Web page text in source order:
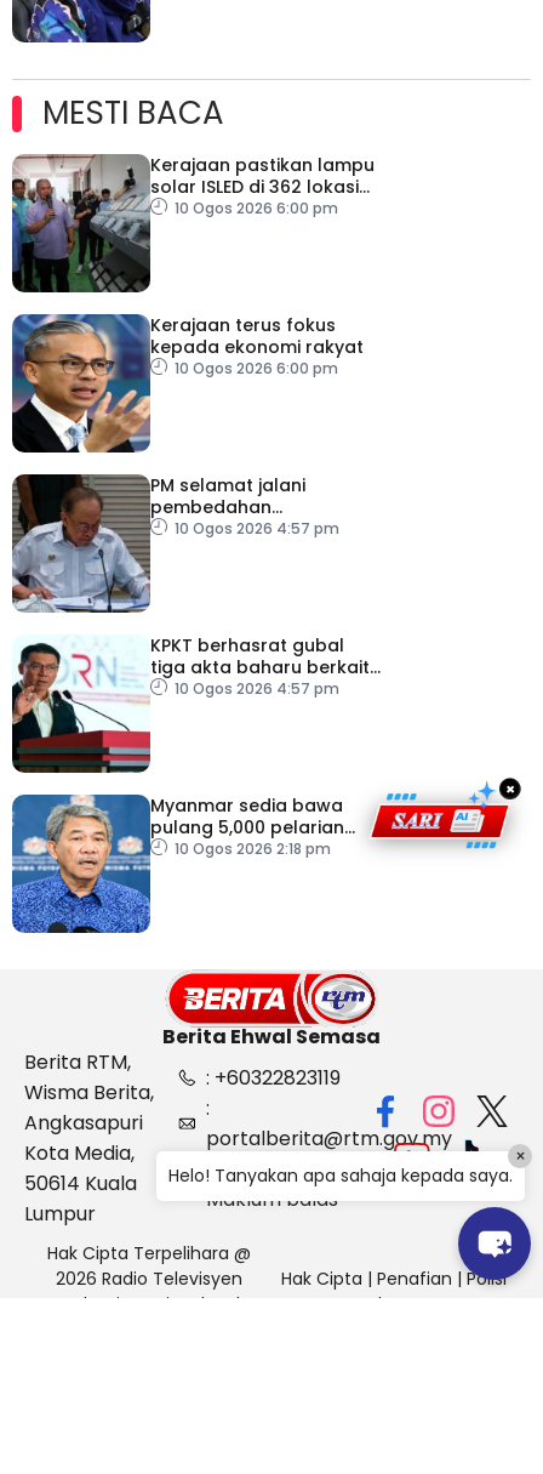
MESTI BACA
Kerajaan pastikan lampu
solar ISLED di 362 lokasi
berkualiti, selamat
10 Ogos 2026 6:00 pm
Kerajaan terus fokus
kepada ekonomi rakyat
10 Ogos 2026 6:00 pm
PM selamat jalani
pembedahan
laparoskopi rawat hernia
10 Ogos 2026 4:57 pm
KPKT berhasrat gubal
tiga akta baharu berkait
perumahan
10 Ogos 2026 4:57 pm
Myanmar sedia bawa
pulang 5,000 pelarian
guna kapal
10 Ogos 2026 2:18 pm
×
Berita Ehwal Semasa
Berita RTM,
Wisma Berita,
Angkasapuri
Kota Media,
50614 Kuala
Lumpur
: +60322823119
:
portalberita@rtm.gov.my
: Aduan &
Maklum balas
Hak Cipta Terpelihara @
2026 Radio Televisyen
Malaysia, Berita Ehwal
Hak Cipta | Penafian | Polisi
Keselamatan
Helo! Tanyakan apa sahaja kepada saya.
×